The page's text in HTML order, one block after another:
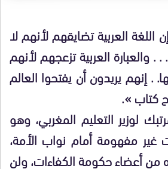
اللغة العربية تضايقهم لأنهم لا
والعبارة العربية تزعجهم لأنهم
. إنهم يريدون أن يفتحوا العالم
كتاب ».
لوزير التعليم المغربي، وهو
غير مفهومة أمام نواب الأمة،
من أعضاء حكومة الكفاءات، ولن